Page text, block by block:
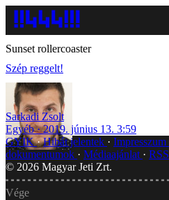
Sunset rollercoaster
Szép reggelt!
Sarkadi Zsolt
Egyéb
2019. június 13. 3:59
GYIK Hibát jelentek Impresszum
dokumentumok
Médiaajánlat RSS
© 2026 Magyar Jeti Zrt.
Vége